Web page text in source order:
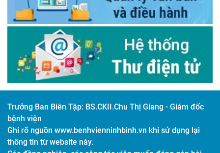
Trưởng Ban Biên Tập: BS.CKII.Chu Thị Giang - Giám đốc
bệnh viện
Ghi rõ nguồn www.benhvienninhbinh.vn khi sử dụng lại
thông tin từ website này.